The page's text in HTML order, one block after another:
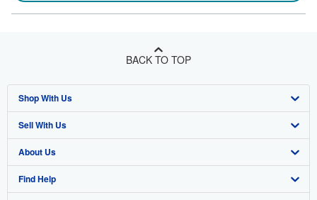
BACK TO TOP
Shop With Us
Advanced Search
Browse Collections
My Account
Sell With Us
Start Selling
Join Our Affiliate Program
About Us
About AbeBooks
Find Help